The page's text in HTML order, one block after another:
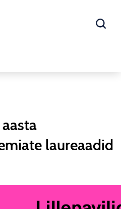
laureaadid